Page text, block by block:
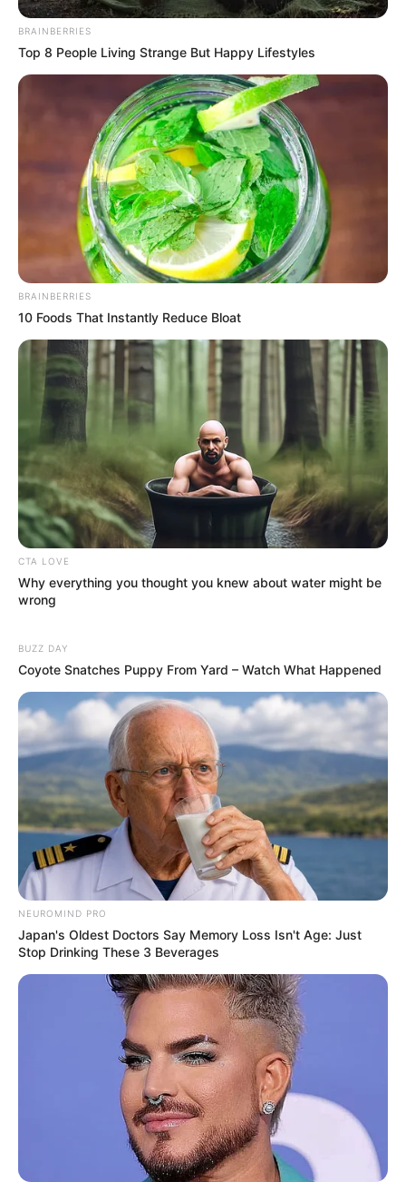
BRAINBERRIES
Top 8 People Living Strange But Happy Lifestyles
BRAINBERRIES
10 Foods That Instantly Reduce Bloat
CTA LOVE
Why everything you thought you knew about water might be
wrong
BUZZ DAY
Coyote Snatches Puppy From Yard – Watch What Happened
NEUROMIND PRO
Japan's Oldest Doctors Say Memory Loss Isn't Age: Just
Stop Drinking These 3 Beverages